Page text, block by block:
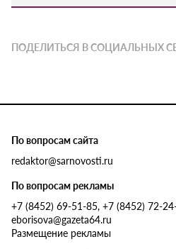
ПОДЕЛИТЬСЯ В СОЦИАЛЬНЫХ
По вопросам сайта
redaktor@sarnovosti.ru
По вопросам рекламы
+7 (8452) 69-51-85, +7 (8452) 72-
eborisova@gazeta64.ru
Размещение рекламы